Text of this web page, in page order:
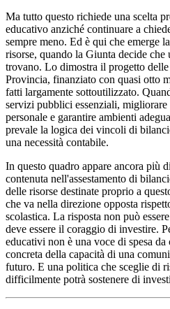
Ma tutto questo richiede una scelta
educativo anziché continuare a
sempre meno. Ed è qui che emerge
risorse, quando la Giunta decide che
trovano. Lo dimostra il progetto
Provincia, finanziato con quasi otto
fatti largamente sottoutilizzato.
servizi pubblici essenziali,
personale e garantire ambienti
prevale la logica dei vincoli di
una necessità contabile.
In questo quadro appare ancora più
contenuta nell'assestamento di
delle risorse destinate proprio a
che va nella direzione opposta
scolastica. La risposta non può
deve essere il coraggio di investire.
educativi non è una voce di spesa
concreta della capacità di una
futuro. E una politica che sceglie di
difficilmente potrà sostenere di